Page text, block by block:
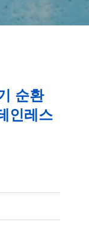
순환
인레스